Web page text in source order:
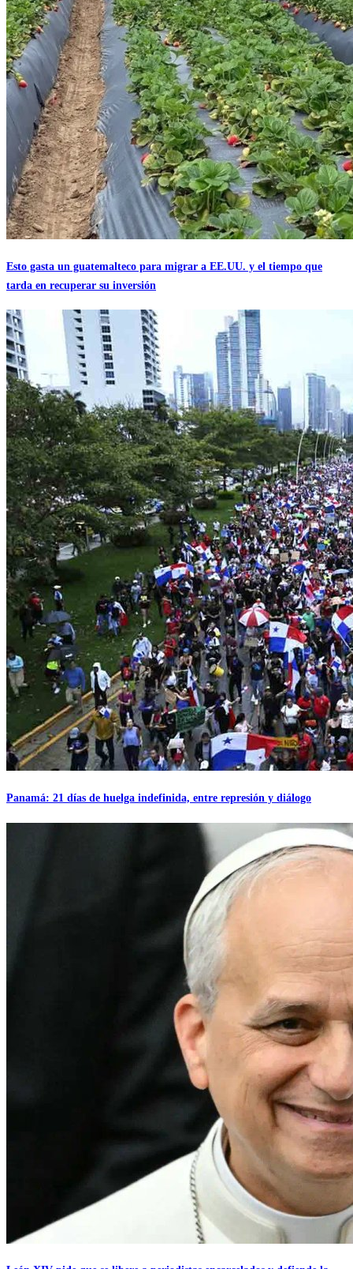
Esto gasta un guatemalteco para migrar a EE.UU. y el tiempo que
tarda en recuperar su inversión
Panamá: 21 días de huelga indefinida, entre represión y diálogo